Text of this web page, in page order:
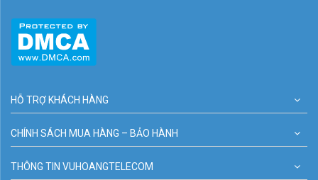
HỖ TRỢ KHÁCH HÀNG
CHÍNH SÁCH MUA HÀNG – BẢO HÀNH
THÔNG TIN VUHOANGTELECOM